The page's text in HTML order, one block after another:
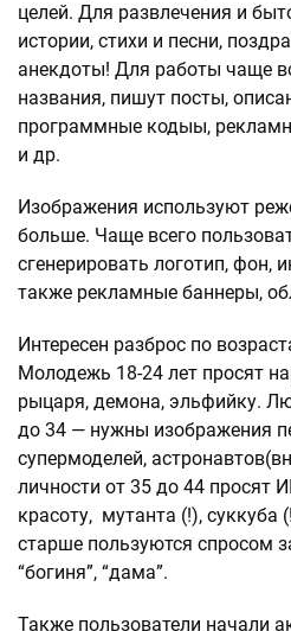
целей. Для развлечения и
истории, стихи и песни,
анекдоты! Для работы чаще
названия, пишут посты,
программные кодыы,
и др.
Изображения используют
больше. Чаще всего
сгенерировать логотип, фон,
также рекламные баннеры,
Интересен разброс по
Молодежь 18-24 лет просят
рыцаря, демона, эльфийку.
до 34 — нужны изображения
супермоделей,
личности от 35 до 44 просят
красоту, мутанта (!), суккуба
старше пользуются спросом
“богиня”, “дама”.
Также пользователи начали